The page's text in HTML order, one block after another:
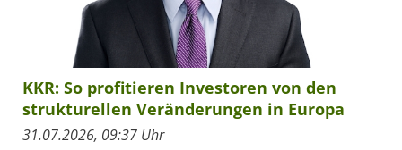
KKR: So profitieren Investoren von den
strukturellen Veränderungen in Europa
31.07.2026, 09:37 Uhr